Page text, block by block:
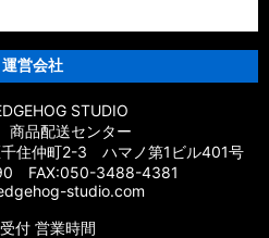
［EXSENCE CI4+］対応 カス
］対応 カスタムパーツ
EXSENCE LB］対応 カスタム
営会社
STUDIO
品配送センター
住仲町2-3 ハマノ第1ビル401号
FAX:050-3488-4381
studio.com
付 営業時間